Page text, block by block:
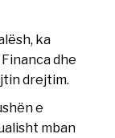
ka
dhe
drejtim.
e
mban